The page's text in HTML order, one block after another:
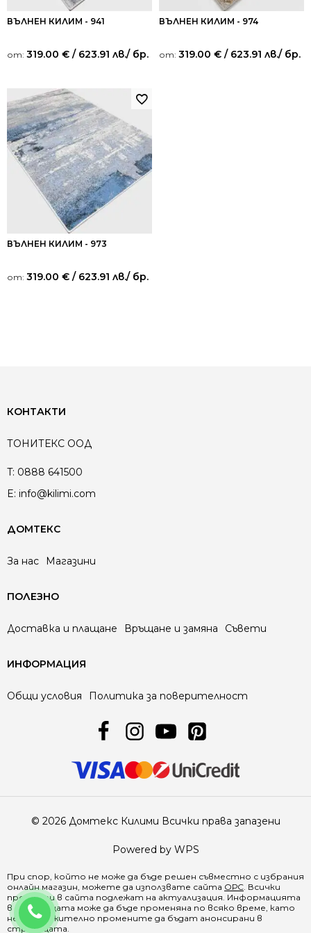
0888 641500
ВЪЛНЕН КИЛИМ - 941
от: 319.00 € / 623.91 лв./ бр.
ВЪЛНЕН КИЛИМ - 974
от: 319.00 € / 623.91 лв./ бр.
ВЪЛНЕН КИЛИМ - 973
от: 319.00 € / 623.91 лв./ бр.
КОНТАКТИ
ТОНИТЕКС ООД
T: 0888 641500
E: info@kilimi.com
ДОМТЕКС
За нас Магазини
ПОЛЕЗНО
Доставка и плащане Връщане и замяна Съвети
ИНФОРМАЦИЯ
Общи условия Политика за поверителност
© 2026 Домтекс Килими Всички права запазени
Powered by WPS
При спор, който не може да бъде решен съвместно с избрания
онлайн магазин, можете да използвате сайта ОРС. Всички
продукти в сайта подлежат на актуализация. Информацията
в страницата може да бъде променяна по всяко време, като
не е задължително промените да бъдат анонсирани в
страницата.